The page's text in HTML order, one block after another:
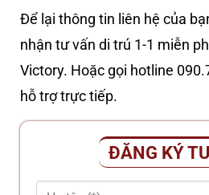
Để lại thông tin liên hệ của
nhận tư vấn di trú 1-1 miễn
Victory. Hoặc gọi hotline
hỗ trợ trực tiếp.
ĐĂNG KÝ